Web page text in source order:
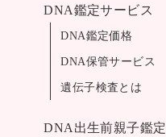
DNA鑑定サービス
DNA鑑定価格
DNA保管サービス
遺伝子検査とは
DNA出生前親子鑑定